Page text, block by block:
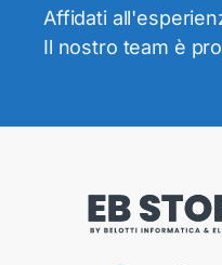
Affidati
Il nostro team è